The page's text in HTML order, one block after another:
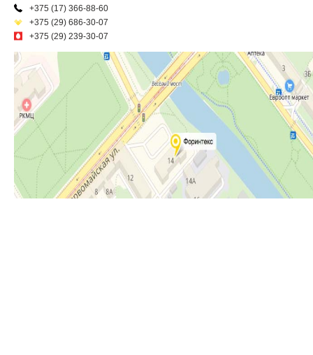
+375 (17) 366-88-60
+375 (29) 686-30-07
+375 (29) 239-30-07